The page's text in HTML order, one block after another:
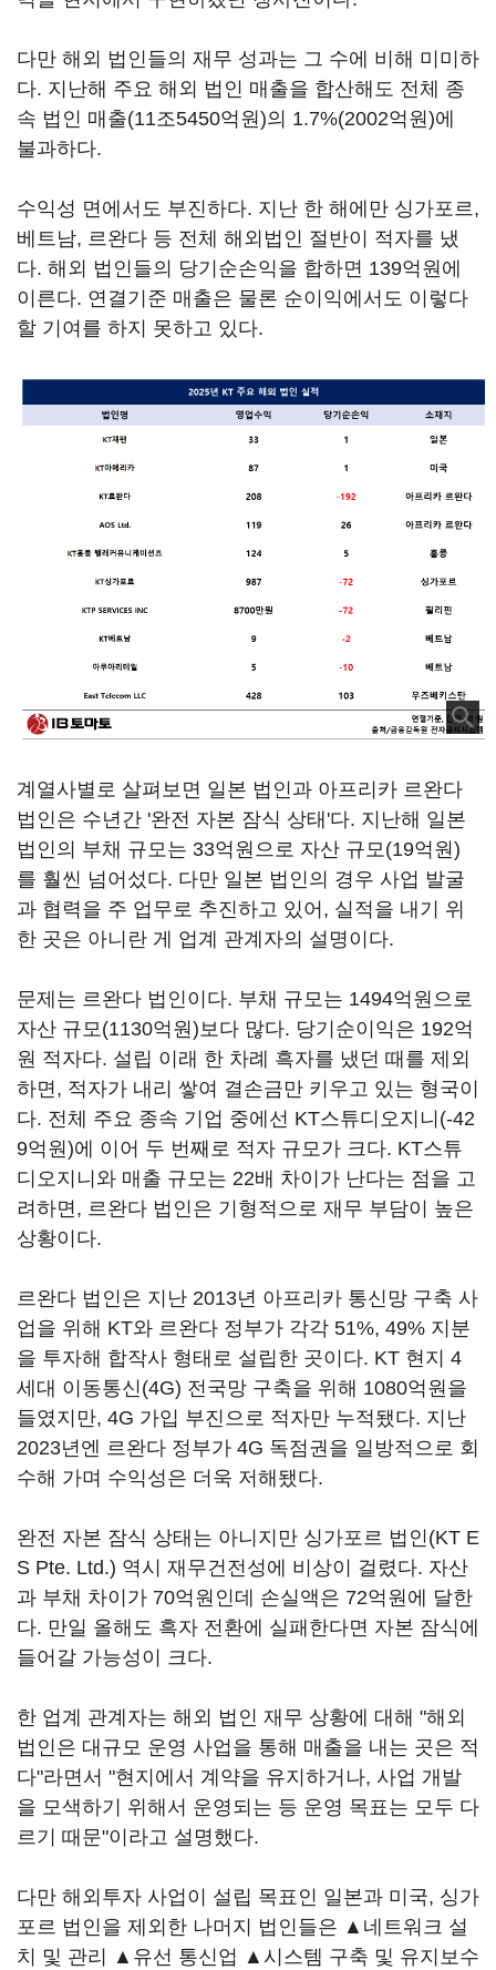
다만 해외 법인들의 재무 성과는 그 수에 비해 미미하
다. 지난해 주요 해외 법인 매출을 합산해도 전체 종
속 법인 매출(11조5450억원)의 1.7%(2002억원)에
불과하다.
수익성 면에서도 부진하다. 지난 한 해에만 싱가포르,
베트남, 르완다 등 전체 해외법인 절반이 적자를 냈
다. 해외 법인들의 당기순손익을 합하면 139억원에
이른다. 연결기준 매출은 물론 순이익에서도 이렇다
할 기여를 하지 못하고 있다.
계열사별로 살펴보면 일본 법인과 아프리카 르완다
법인은 수년간 '완전 자본 잠식 상태'다. 지난해 일본
법인의 부채 규모는 33억원으로 자산 규모(19억원)
를 훨씬 넘어섰다. 다만 일본 법인의 경우 사업 발굴
과 협력을 주 업무로 추진하고 있어, 실적을 내기 위
한 곳은 아니란 게 업계 관계자의 설명이다.
문제는 르완다 법인이다. 부채 규모는 1494억원으로
자산 규모(1130억원)보다 많다. 당기순이익은 192억
원 적자다. 설립 이래 한 차례 흑자를 냈던 때를 제외
하면, 적자가 내리 쌓여 결손금만 키우고 있는 형국이
다. 전체 주요 종속 기업 중에선 KT스튜디오지니(-42
9억원)에 이어 두 번째로 적자 규모가 크다. KT스튜
디오지니와 매출 규모는 22배 차이가 난다는 점을 고
려하면, 르완다 법인은 기형적으로 재무 부담이 높은
상황이다.
르완다 법인은 지난 2013년 아프리카 통신망 구축 사
업을 위해 KT와 르완다 정부가 각각 51%, 49% 지분
을 투자해 합작사 형태로 설립한 곳이다. KT 현지 4
세대 이동통신(4G) 전국망 구축을 위해 1080억원을
들였지만, 4G 가입 부진으로 적자만 누적됐다. 지난
2023년엔 르완다 정부가 4G 독점권을 일방적으로 회
수해 가며 수익성은 더욱 저해됐다.
완전 자본 잠식 상태는 아니지만 싱가포르 법인(KT E
S Pte. Ltd.) 역시 재무건전성에 비상이 걸렸다. 자산
과 부채 차이가 70억원인데 손실액은 72억원에 달한
다. 만일 올해도 흑자 전환에 실패한다면 자본 잠식에
들어갈 가능성이 크다.
한 업계 관계자는 해외 법인 재무 상황에 대해 "해외
법인은 대규모 운영 사업을 통해 매출을 내는 곳은 적
다"라면서 "현지에서 계약을 유지하거나, 사업 개발
을 모색하기 위해서 운영되는 등 운영 목표는 모두 다
르기 때문"이라고 설명했다.
다만 해외투자 사업이 설립 목표인 일본과 미국, 싱가
포르 법인을 제외한 나머지 법인들은 ▲네트워크 설
치 및 관리 ▲유선 통신업 ▲시스템 구축 및 유지보수